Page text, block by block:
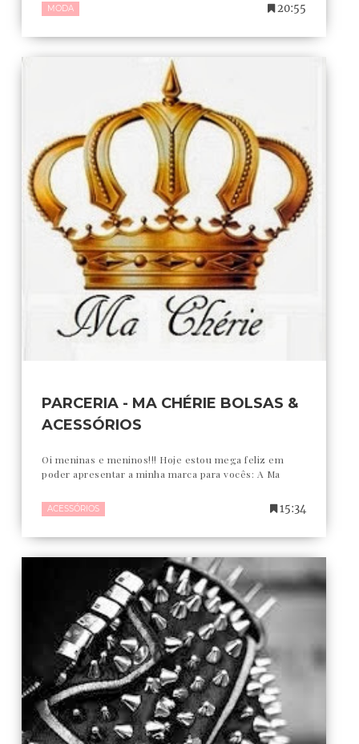
MODA 20:55
PARCERIA - MA CHÉRIE BOLSAS &
ACESSÓRIOS
Oi meninas e meninos!!! Hoje estou mega feliz em
poder apresentar a minha marca para vocês: A Ma
ACESSÓRIOS 15:34